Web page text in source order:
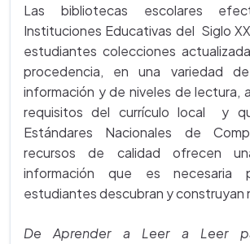
Las bibliotecas escolares
Instituciones Educativas del Siglo
estudiantes colecciones
procedencia, en una variedad
información y de niveles de lectura,
requisitos del currículo local y
Estándares Nacionales de
recursos de calidad ofrecen
información que es necesaria
estudiantes descubran y construyan
De Aprender a Leer a Leer